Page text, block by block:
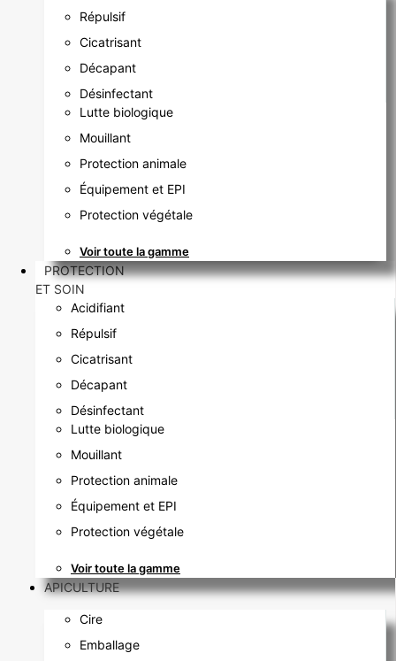
Répulsif
Cicatrisant
Décapant
Désinfectant
Lutte biologique
Mouillant
Protection animale
Équipement et EPI
Protection végétale
Voir toute la gamme
PROTECTION
ET SOIN
Acidifiant
Répulsif
Cicatrisant
Décapant
Désinfectant
Lutte biologique
Mouillant
Protection animale
Équipement et EPI
Protection végétale
Voir toute la gamme
APICULTURE
Cire
Emballage